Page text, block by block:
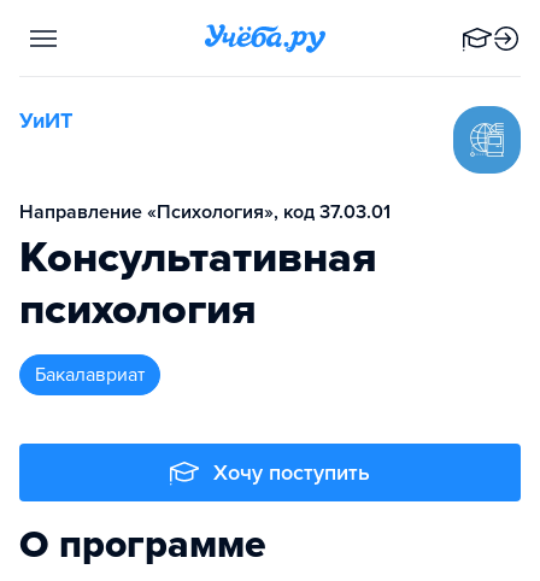
УиИТ
Направление «Психология», код 37.03.01
Консультативная
психология
бакалавриат
Хочу поступить
О программе